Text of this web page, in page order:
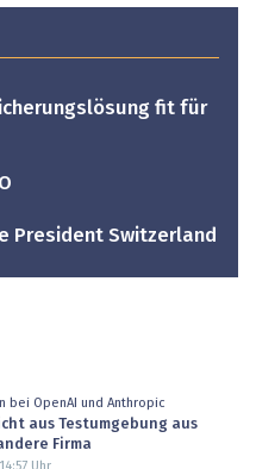
fit für
President Switzerland
bei OpenAI und Anthropic
aus Testumgebung aus
Firma
Uhr